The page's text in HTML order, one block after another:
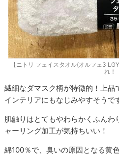
【ニトリ フェイスタオル(オルフェ3
れ！
繊細なダマスク柄が特徴的！上品
インテリアにもなじみやすそうで
肌触りはとてもやわらかくふんわ
ャーリング加工が気持ちいい！
綿100％で、臭いの原因となる黄